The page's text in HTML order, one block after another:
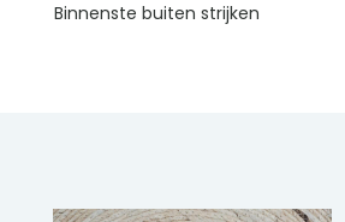
Binnenste buiten strijken